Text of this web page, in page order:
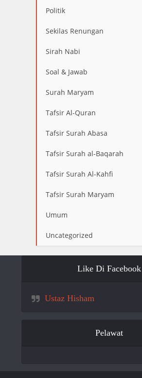
Politik
Sekilas Renungan
Sirah Nabi
Soal & Jawab
Surah Maryam
Tafsir Al-Quran
Tafsir Surah Abasa
Tafsir Surah al-Baqarah
Tafsir Surah Al-Kahfi
Tafsir Surah Maryam
Umum
Uncategorized
Like Di Facebook
Ustaz Hisham
Pelawat